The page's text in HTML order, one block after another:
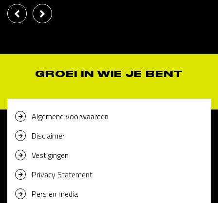
GROEI IN WIE JE BENT
Algemene voorwaarden
Disclaimer
Vestigingen
Privacy Statement
Pers en media